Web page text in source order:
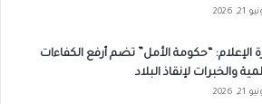
21, 2026
الإعلام: “حكومة الأمل” تضم أرفع الكفاءات
والخبرات لإنقاذ البلاد
21, 2026